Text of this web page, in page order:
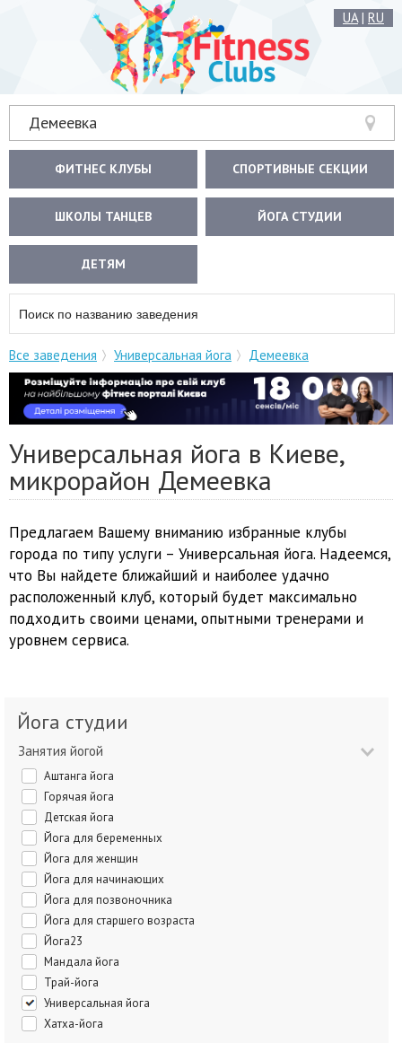
UA| RU
Демеевка
ФИТНЕС КЛУБЫ СПОРТИВНЫЕ СЕКЦИИ
ШКОЛЫ ТАНЦЕВ ЙОГА СТУДИИ
ДЕТЯМ
Все заведения Универсальная йога Демеевка
Универсальная йога в Киеве,
микрорайон Демеевка
Предлагаем Вашему вниманию избранные клубы
города по типу услуги – Универсальная йога. Надеемся,
что Вы найдете ближайший и наиболее удачно
расположенный клуб, который будет максимально
подходить своими ценами, опытными тренерами и
уровнем сервиса.
Йога студии
Занятия йогой
Аштанга йога
Горячая йога
Детская йога
Йога для беременных
Йога для женщин
Йога для начинающих
Йога для позвоночника
Йога для старшего возраста
Йога23
Мандала йога
Трай-йога
Универсальная йога
Хатха-йога